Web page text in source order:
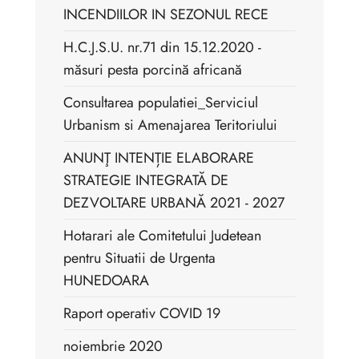
INCENDIILOR IN SEZONUL RECE
H.C.J.S.U. nr.71 din 15.12.2020 -
măsuri pesta porcină africană
Consultarea populatiei_Serviciul
Urbanism si Amenajarea Teritoriului
ANUNŢ INTENȚIE ELABORARE
STRATEGIE INTEGRATĂ DE
DEZVOLTARE URBANĂ 2021 - 2027
Hotarari ale Comitetului Judetean
pentru Situatii de Urgenta
HUNEDOARA
Raport operativ COVID 19
noiembrie 2020